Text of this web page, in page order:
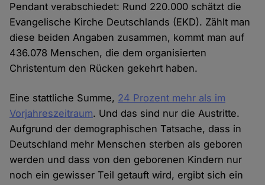
Pendant verabschiedet: Rund 220.000 schätzt die
Evangelische Kirche Deutschlands (EKD). Zählt man
diese beiden Angaben zusammen, kommt man auf
436.078 Menschen, die dem organisierten
Christentum den Rücken gekehrt haben.
Eine stattliche Summe, 24 Prozent mehr als im
Vorjahreszeitraum. Und das sind nur die Austritte.
Aufgrund der demographischen Tatsache, dass in
Deutschland mehr Menschen sterben als geboren
werden und dass von den geborenen Kindern nur
noch ein gewisser Teil getauft wird, ergibt sich ein